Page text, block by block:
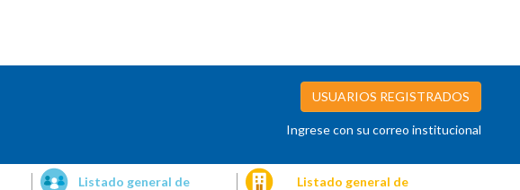
USUARIOS REGISTRADOS
Ingrese con su correo institucional
Listado general de
Listado general de